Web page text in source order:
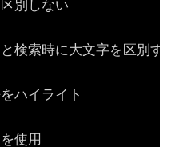
別しない
検索時に大文字を区別す
ハイライト
使用